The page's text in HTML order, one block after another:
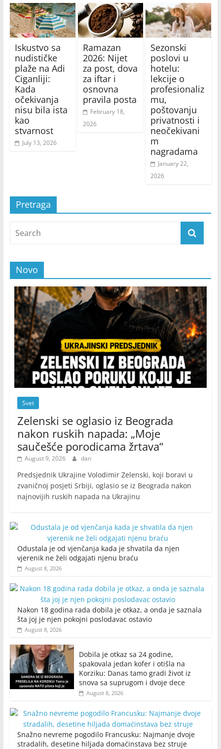
Iskustvo sa
nudističke
plaže na Adi
Ciganliji:
Kada
očekivanja
nisu bila ista
kao
stvarnost
July 13, 2026
Ramazan
2026: Nijet
za post, dova
za iftar i
osnovna
pravila posta
February 18,
2026
Sezonski
poslovi u
hotelu:
lekcije o
profesionaliz
mu,
poštovanju
privatnosti i
neočekivani
m
nagradama
January 22,
2026
Pretraga
Novo
Svet
Zelenski se oglasio iz Beograda
nakon ruskih napada: „Moje
saučešće porodicama žrtava“
August 9, 2026 dan
Predsjednik Ukrajine Volodimir Zelenski, koji boravi u
zvaničnoj posjeti Srbiji, oglasio se iz Beograda nakon
najnovijih ruskih napada na Ukrajinu
Odustala je od vjenčanja kada je shvatila da njen
vjerenik ne želi odgajati njenu braću
August 8, 2026
Nakon 18 godina rada dobila je otkaz, a onda je saznala
šta joj je njen pokojni poslodavac ostavio
August 8, 2026
Dobila je otkaz sa 24 godine,
spakovala jedan kofer i otišla na
Korziku: Danas tamo gradi život iz
snova sa suprugom i dvoje dece
August 8, 2026
Snažno nevreme pogodilo Francusku: Najmanje dvoje
stradalih, desetine hiljada domaćinstava bez struje